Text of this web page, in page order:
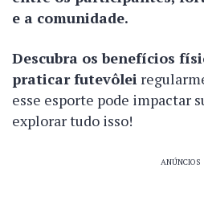
e a comunidade.
Descubra os benefícios
praticar futevôlei
esse esporte pode impactar
explorar tudo isso!
ANÚNCIOS